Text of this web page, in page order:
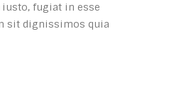
fugiat in esse
sit dignissimos quia